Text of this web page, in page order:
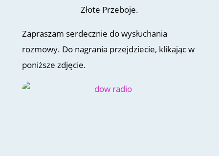
Złote Przeboje.
Zapraszam serdecznie do wysłuchania
rozmowy. Do nagrania przejdziecie, klikając w
poniższe zdjęcie.